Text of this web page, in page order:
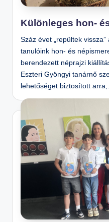
Különleges hon-
Száz évet „repültek
tanulóink hon- és
berendezett néprajzi
Eszteri Gyöngyi tanárnő
lehetőséget biztosított